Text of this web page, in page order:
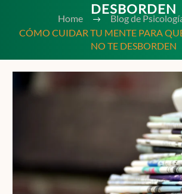
DESBORDEN
Home
Blog de
CÓMO CUIDAR TU MENTE PARA
NO TE DESBORDEN